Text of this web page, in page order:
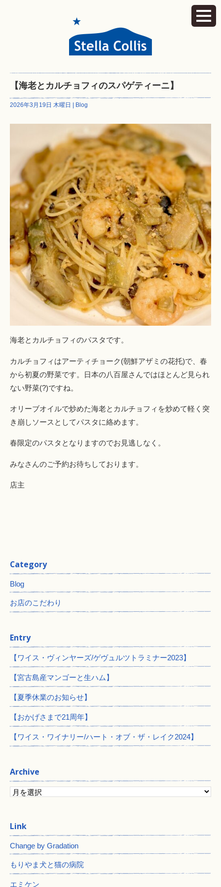
【海老とカルチョフィのスパゲティーニ】
2026年3月19日 木曜日 | Blog
海老とカルチョフィのパスタです。
カルチョフィはアーティチョーク(朝鮮アザミの花托)で、春
から初夏の野菜です。日本の八百屋さんではほとんど見られ
ない野菜(?)ですね。
オリーブオイルで炒めた海老とカルチョフィを炒めて軽く突
き崩しソースとしてパスタに絡めます。
春限定のパスタとなりますのでお見逃しなく。
みなさんのご予約お待ちしております。
店主
Category
Blog
お店のこだわり
Entry
【ワイス・ヴィンヤーズ/ゲヴュルツトラミナー2023】
【宮古島産マンゴーと生ハム】
【夏季休業のお知らせ】
【おかげさまで21周年】
【ワイス・ワイナリー/ハート・オブ・ザ・レイク2024】
Archive
Change by Gradation
もりやま犬と猫の病院
エミケン